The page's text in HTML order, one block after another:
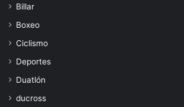
Billar
Boxeo
Ciclismo
Deportes
Duatlón
ducross